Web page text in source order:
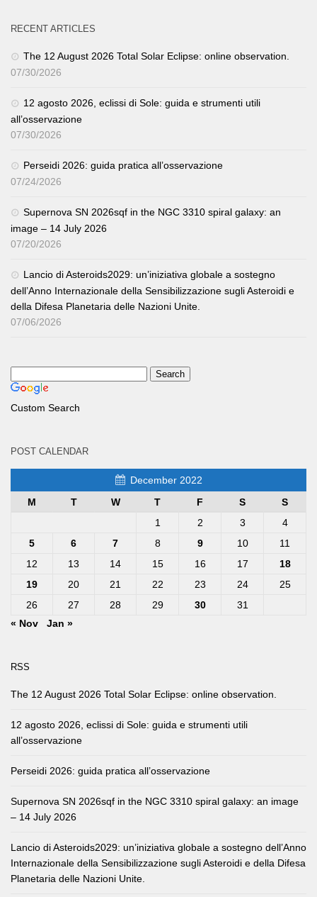
RECENT ARTICLES
The 12 August 2026 Total Solar Eclipse: online observation.
07/30/2026
12 agosto 2026, eclissi di Sole: guida e strumenti utili
all’osservazione
07/30/2026
Perseidi 2026: guida pratica all’osservazione
07/24/2026
Supernova SN 2026sqf in the NGC 3310 spiral galaxy: an
image – 14 July 2026
07/20/2026
Lancio di Asteroids2029: un’iniziativa globale a sostegno
dell’Anno Internazionale della Sensibilizzazione sugli Asteroidi e
della Difesa Planetaria delle Nazioni Unite.
07/06/2026
Custom Search
POST CALENDAR
December 2022
M
T W T F S
S
1
2 3
4
5
6 7 8 9 10
11
12
13 14 15 16 17
18
19
20 21 22 23 24
25
26
27 28 29 30
31
« Nov
Jan »
RSS
The 12 August 2026 Total Solar Eclipse: online observation.
12 agosto 2026, eclissi di Sole: guida e strumenti utili
all’osservazione
Perseidi 2026: guida pratica all’osservazione
Supernova SN 2026sqf in the NGC 3310 spiral galaxy: an image
– 14 July 2026
Lancio di Asteroids2029: un’iniziativa globale a sostegno dell’Anno
Internazionale della Sensibilizzazione sugli Asteroidi e della Difesa
Planetaria delle Nazioni Unite.